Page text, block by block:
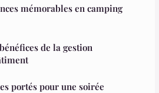
mémorables en camping
de la gestion
portés pour une soirée